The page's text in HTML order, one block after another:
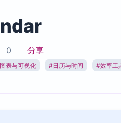
热门链接Top5
问 Obsidian 官方
插件
插件
0 分享
图表与可视化 #日历与时间 #效率工